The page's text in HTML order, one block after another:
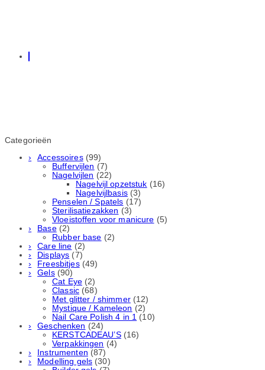
Categorieën
Accessoires (99)
Buffervijlen (7)
Nagelvijlen (22)
Nagelvijl opzetstuk (16)
Nagelvijlbasis (3)
Penselen / Spatels (17)
Sterilisatiezakken (3)
Vloeistoffen voor manicure (5)
Base (2)
Rubber basе (2)
Care line (2)
Displays (7)
Freesbitjes (49)
Gels (90)
Cat Eye (2)
Classic (68)
Met glitter / shimmer (12)
Mystique / Kameleon (2)
Nail Care Polish 4 in 1 (10)
Geschenken (24)
KERSTCADEAU’S (16)
Verpakkingen (4)
Instrumenten (87)
Modelling gels (30)